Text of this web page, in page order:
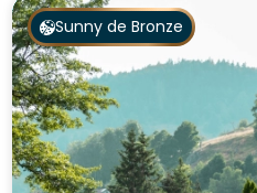
Sunny de Bronze